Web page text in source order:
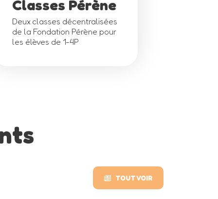
Classes Pérène
Deux classes décentralisées
de la Fondation Pérène pour
les élèves de 1-4P
TOUT VOIR